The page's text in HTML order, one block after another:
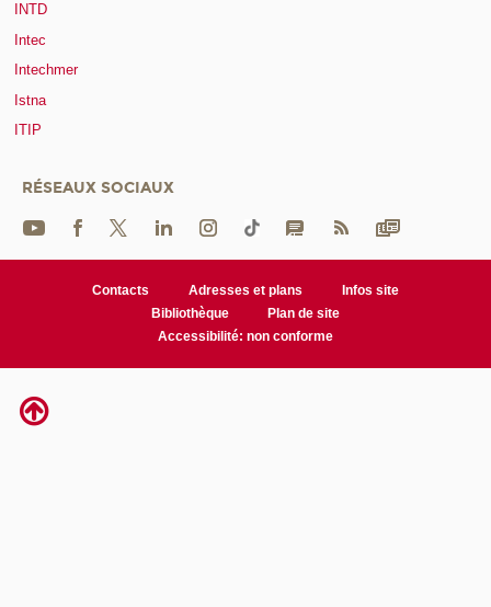
INTD
Intec
Intechmer
Istna
ITIP
RÉSEAUX SOCIAUX
Contacts Adresses et plans
Infos site
Bibliothèque
Plan de site
Accessibilité: non conforme